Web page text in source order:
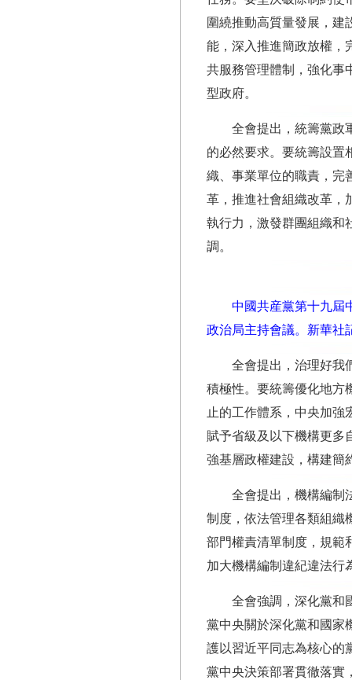
圍繞推動高質量發展，建
能，深入推進簡政放權，
共服務管理體制，強化事
型政府。
全會提出，統籌黨政
的必然要求。要統籌設置
織、事業單位的職責，完
革，推進社會組織改革，
執行力，激發群團組織和
調。
中國共産黨第十九屆
政治局主持會議。 新華社
全會提出，治理好我
積極性。要統籌優化地方
止的工作體系，中央加強
賦予省級及以下機構更多
強基層政權建設，構建簡
全會提出，機構編制
制度，依法管理各類組織
部門權責清單制度，規範
加大機構編制違紀違法行
全會強調，深化黨和
黨中央關於深化黨和國家
護以習近平同志為核心的
黨中央決策部署貫徹落實